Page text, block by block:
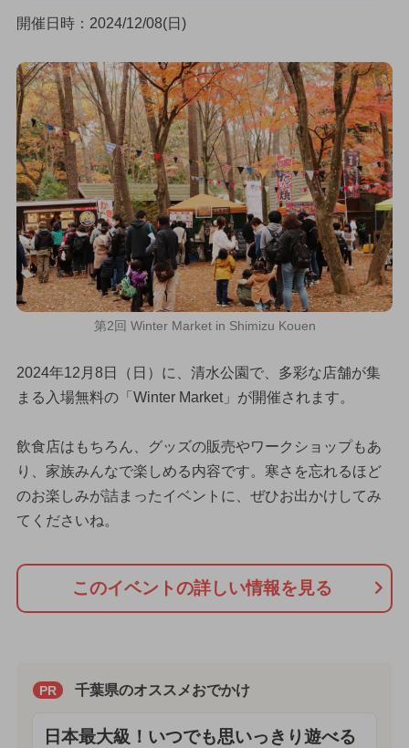
開催日時：2024/12/08(日)
第2回 Winter Market in Shimizu Kouen
2024年12月8日（日）に、清水公園で、多彩な店舗が集
まる入場無料の「Winter Market」が開催されます。
飲食店はもちろん、グッズの販売やワークショップもあ
り、家族みんなで楽しめる内容です。寒さを忘れるほど
のお楽しみが詰まったイベントに、ぜひお出かけしてみ
てくださいね。
このイベントの詳しい情報を見る
PR 千葉県のオススメおでかけ
日本最大級！いつでも思いっきり遊べる